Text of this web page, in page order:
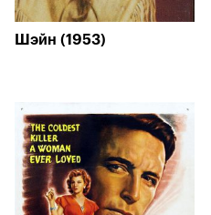
Шэйн (1953)